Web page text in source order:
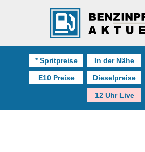
* Spritpreise In der Nähe
E10 Preise Dieselpreise
12 Uhr Live